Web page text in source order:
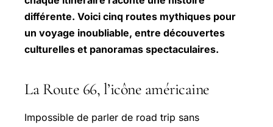
différente. Voici cinq routes mythiques pour
un voyage inoubliable, entre découvertes
culturelles et panoramas spectaculaires.
La Route 66, l’icône américaine
Impossible de parler de road trip sans